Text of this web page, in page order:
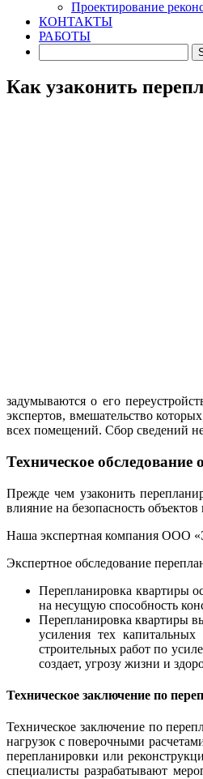
Проектирование
КОНТАКТЫ
РАБОТЫ
Как узаконить
задумываются о его
экспертов, вмешательство
всех помещений. Сбор сведений
Техническое
Прежде чем узаконить
влияние на безопасность
Наша экспертная компания ООО
Экспертное обследование
Перепланировка квартиры
на несущую способность
Перепланировка квартиры
усиления тех
строительных работ по
создает, угрозу жизни и
Техническое заключение по
Техническое заключение по
нагрузок с поверочными
перепланировки или
специалисты разрабатывают